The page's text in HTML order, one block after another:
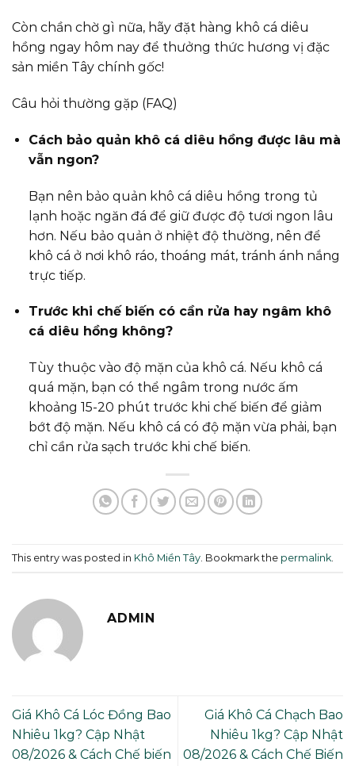
Còn chần chờ gì nữa, hãy đặt hàng khô cá diêu
hồng ngay hôm nay để thưởng thức hương vị đặc
sản miền Tây chính gốc!
Câu hỏi thường gặp (FAQ)
Cách bảo quản khô cá diêu hồng được lâu mà
vẫn ngon?
Bạn nên bảo quản khô cá diêu hồng trong tủ
lạnh hoặc ngăn đá để giữ được độ tươi ngon lâu
hơn. Nếu bảo quản ở nhiệt độ thường, nên để
khô cá ở nơi khô ráo, thoáng mát, tránh ánh nắng
trực tiếp.
Trước khi chế biến có cần rửa hay ngâm khô
cá diêu hồng không?
Tùy thuộc vào độ mặn của khô cá. Nếu khô cá
quá mặn, bạn có thể ngâm trong nước ấm
khoảng 15-20 phút trước khi chế biến để giảm
bớt độ mặn. Nếu khô cá có độ mặn vừa phải, bạn
chỉ cần rửa sạch trước khi chế biến.
This entry was posted in Khô Miền Tây . Bookmark the permalink
ADMIN
Giá Khô Cá Lóc Đồng Bao
Nhiêu 1kg? Cập Nhật
08/2026 & Cách Chế biến
Giá Khô Cá Chạch Bao
Nhiêu 1kg? Cập Nhật
08/2026 & Cách Chế Biến